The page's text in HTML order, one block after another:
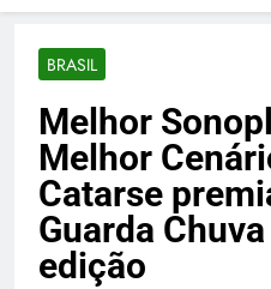
BRASIL
Melhor
Melhor
Catarse
Guarda
edição